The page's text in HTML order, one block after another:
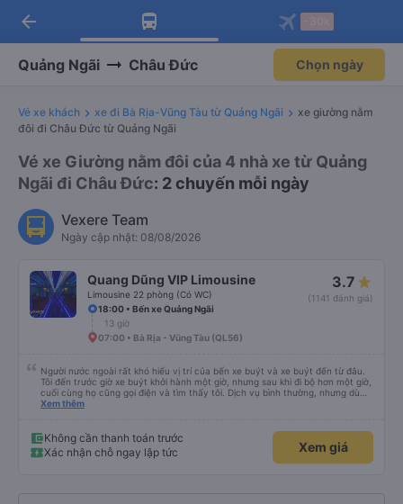
Tải app Vexere ngay!
Nhận ưu đãi thành viên độc
Mở app
Tải app Vexere
-30k/ghế khi đặt vé máy bay qua
Mở app
arrow_back
Quảng Ngãi Châu Đức Chọn ngày
Vé xe khách xe đi Bà Rịa-Vũng Tàu từ Quảng Ngãi
xe giường nằm
đôi đi Châu Đức từ Quảng Ngãi
Vé xe Giường nằm đôi của 4 nhà xe từ Quảng
Ngãi đi Châu Đức: 2 chuyến mỗi ngày
Vexere Team
Ngày cập nhật: 08/08/2026
Quang Dũng VIP Limousine
Limousine 22 phòng (Có WC)
3.7
(1141 đánh giá)
18:00 • Bến xe Quảng Ngãi
13 giờ
07:00 • Bà Rịa - Vũng Tàu (QL56)
Người nước ngoài rất khó hiểu vị trí của bến xe buýt và xe buýt đến từ đâu.
Tôi đến trước giờ xe buýt khởi hành một giờ, nhưng sau khi đi bộ hơn một giờ,
cuối cùng họ cũng gọi điện và tìm thấy tôi. Dịch vụ bình thường, nhưng dù
sao thì tôi ngủ ngon hơn ở khách sạn vì tôi rất thoải mái. Sẽ tuyệt hơn nếu
Xem thêm
Không cần thanh toán trước
Xác nhận chỗ ngay lập tức
Xem giá